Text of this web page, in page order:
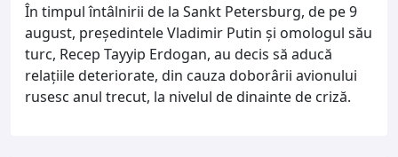
În timpul întâlnirii de la Sankt Petersburg, de pe 9
august, președintele Vladimir Putin și omologul său
turc, Recep Tayyip Erdogan, au decis să aducă
relațiile deteriorate, din cauza doborârii avionului
rusesc anul trecut, la nivelul de dinainte de criză.